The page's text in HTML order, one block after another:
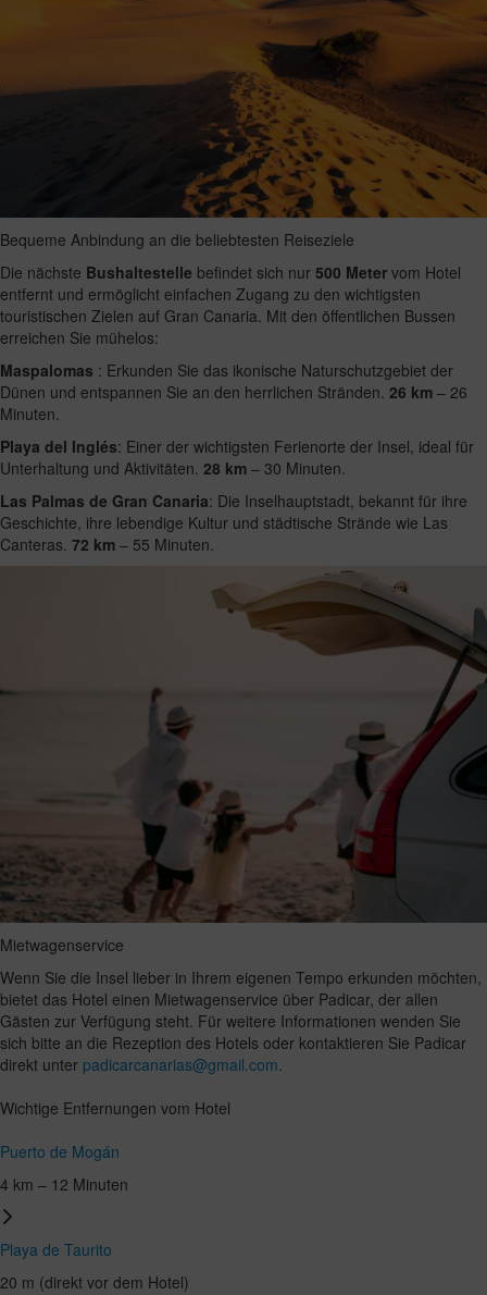
Bequeme Anbindung an die beliebtesten Reiseziele
Die nächste Bushaltestelle befindet sich nur 500 Meter vom Hotel
entfernt und ermöglicht einfachen Zugang zu den wichtigsten
touristischen Zielen auf Gran Canaria. Mit den öffentlichen Bussen
erreichen Sie mühelos:
Maspalomas : Erkunden Sie das ikonische Naturschutzgebiet der
Dünen und entspannen Sie an den herrlichen Stränden. 26 km – 26
Minuten.
Playa del Inglés: Einer der wichtigsten Ferienorte der Insel, ideal für
Unterhaltung und Aktivitäten. 28 km – 30 Minuten.
Las Palmas de Gran Canaria: Die Inselhauptstadt, bekannt für ihre
Geschichte, ihre lebendige Kultur und städtische Strände wie Las
Canteras. 72 km – 55 Minuten.
Mietwagenservice
Wenn Sie die Insel lieber in Ihrem eigenen Tempo erkunden möchten,
bietet das Hotel einen Mietwagenservice über Padicar, der allen
Gästen zur Verfügung steht. Für weitere Informationen wenden Sie
sich bitte an die Rezeption des Hotels oder kontaktieren Sie Padicar
direkt unter padicarcanarias@gmail.com.
Wichtige Entfernungen vom Hotel
Puerto de Mogán
4 km – 12 Minuten
Playa de Taurito
20 m (direkt vor dem Hotel)